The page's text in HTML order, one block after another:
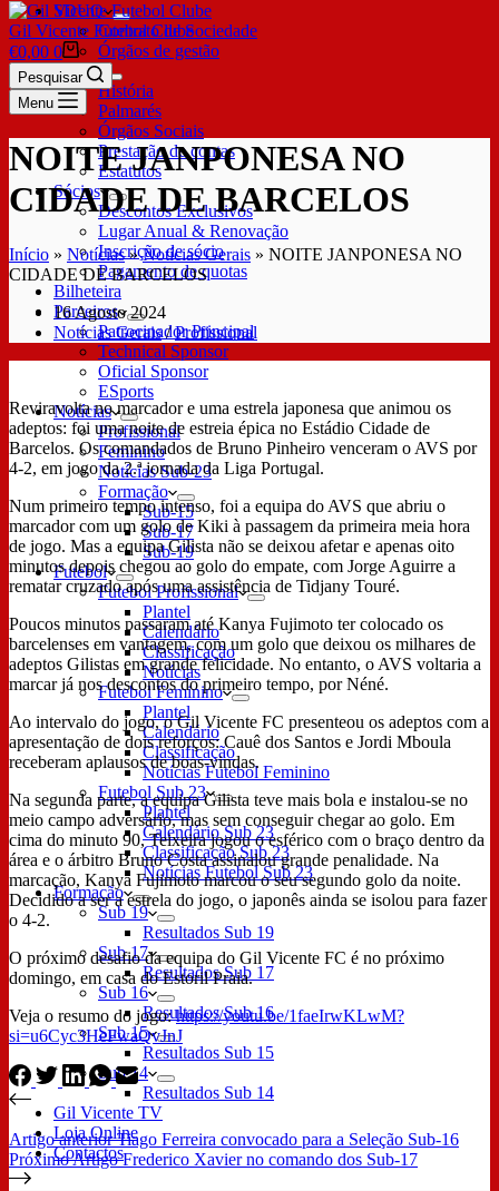
SDUQ
Contrato de Sociedade
Órgãos de gestão
Clube
História
Palmarés
Órgãos Sociais
Prestação de contas
Estatutos
Sócios
Descontos Exclusivos
Lugar Anual & Renovação
Inscrição de sócio
Pagamento de quotas
Bilheteira
Parceiros
Patrocinador Principal
Technical Sponsor
Oficial Sponsor
ESports
Notícias
Profissional
Feminino
Notícias Sub-23
Formação
Sub-15
Sub-17
Sub-19
Futebol
Futebol Profissional
Plantel
Calendário
Classificação
Notícias
Futebol Feminino
Plantel
Calendário
Classificação
Notícias Futebol Feminino
Futebol Sub 23
Plantel
Calendário Sub 23
Classificação Sub 23
Notícias Futebol Sub 23
Formação
Sub 19
Resultados Sub 19
Sub 17
Resultados Sub 17
Sub 16
Resultados Sub 16
Sub 15
Resultados Sub 15
Sub 14
Resultados Sub 14
Gil Vicente TV
Loja Online
Contactos
Gil Vicente Futebol Clube
€0,00 0
Pesquisar
Menu
NOITE JANPONESA NO
CIDADE DE BARCELOS
Início » Notícias»Notícias Gerais » NOITE JANPONESA NO
CIDADE DE BARCELOS
16 Agosto 2024
Notícias Gerais/Profissional
Reviravolta no marcador e uma estrela japonesa que animou os
adeptos: foi uma noite de estreia épica no Estádio Cidade de
Barcelos. Os comandados de Bruno Pinheiro venceram o AVS por
4-2, em jogo da 2.ª jornada da Liga Portugal.
Num primeiro tempo intenso, foi a equipa do AVS que abriu o
marcador com um golo de Kiki à passagem da primeira meia hora
de jogo. Mas a equipa Gilista não se deixou afetar e apenas oito
minutos depois chegou ao golo do empate, com Jorge Aguirre a
rematar cruzado após uma assistência de Tidjany Touré.
Poucos minutos passaram até Kanya Fujimoto ter colocado os
barcelenses em vantagem, com um golo que deixou os milhares de
adeptos Gilistas em grande felicidade. No entanto, o AVS voltaria a
marcar já nos descontos do primeiro tempo, por Néné.
Ao intervalo do jogo, o Gil Vicente FC presenteou os adeptos com a
apresentação de dois reforços: Cauê dos Santos e Jordi Mboula
receberam aplausos de boas-vindas.
Na segunda parte, a equipa Gilista teve mais bola e instalou-se no
meio campo adversário, mas sem conseguir chegar ao golo. Em
cima do minuto 90, Teixeira jogou o esférico com o braço dentro da
área e o árbitro Bruno Costa assinalou grande penalidade. Na
marcação, Kanya Fujimoto marcou o seu segundo golo da noite.
Decidido a ser a estrela do jogo, o japonês ainda se isolou para fazer
o 4-2.
O próximo desafio da equipa do Gil Vicente FC é no próximo
domingo, em casa do Estoril Praia.
Veja o resumo do jogo:https://youtu.be/1faeIrwKLwM?
si=u6Cyc3HeFwaQvJnJ
ArtigoanteriorTiago Ferreira convocado para a Seleção Sub-16
PróximoArtigo Frederico Xavier no comando dos Sub-17